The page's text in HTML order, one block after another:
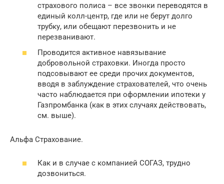
страхового полиса – все звонки переводятся в
единый колл-центр, где или не берут долго
трубку, или обещают перезвонить и не
перезванивают.
Проводится активное навязывание
добровольной страховки. Иногда просто
подсовывают ее среди прочих документов,
вводя в заблуждение страхователей, что очень
часто наблюдается при оформлении ипотеки у
Газпромбанка (как в этих случаях действовать,
см. выше).
Альфа Страхование.
Как и в случае с компанией СОГАЗ, трудно
дозвониться.